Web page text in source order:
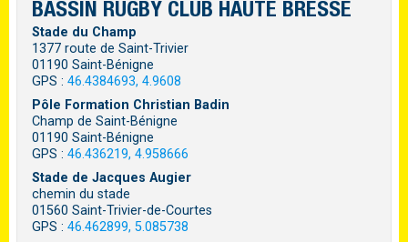
BASSIN RUGBY CLUB HAUTE BRESSE
Stade du Champ
1377 route de Saint-Trivier
01190 Saint-Bénigne
GPS : 46.4384693, 4.9608
Pôle Formation Christian Badin
Champ de Saint-Bénigne
01190 Saint-Bénigne
GPS : 46.436219, 4.958666
Stade de Jacques Augier
chemin du stade
01560 Saint-Trivier-de-Courtes
GPS : 46.462899, 5.085738